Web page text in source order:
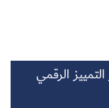
الرقمي